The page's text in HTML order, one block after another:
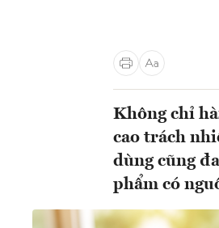
Không chỉ
cao trách
dùng cũng
phẩm có